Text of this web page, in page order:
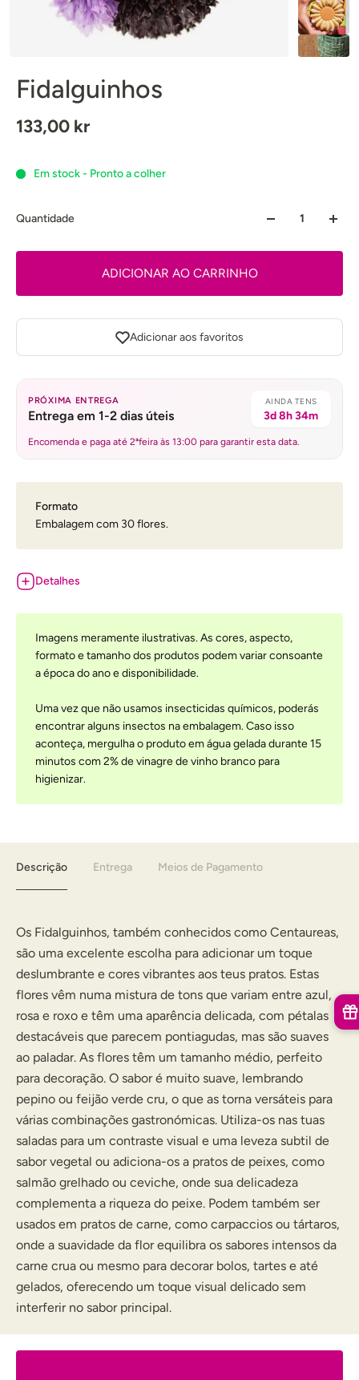
Fidalguinhos
133,00 kr
Em stock - Pronto a colher
Quantidade
ADICIONAR AO CARRINHO
Adicionar aos favoritos
PRÓXIMA ENTREGA
Entrega em 1-2 dias úteis
AINDA TENS
3d 8h 34m
Encomenda e paga até 2ªfeira às 13:00 para garantir esta data.
Formato
Embalagem com 30 flores.
Detalhes
Imagens meramente ilustrativas. As cores, aspecto,
formato e tamanho dos produtos podem variar consoante
a época do ano e disponibilidade.
Uma vez que não usamos insecticidas químicos, poderás
encontrar alguns insectos na embalagem. Caso isso
aconteça, mergulha o produto em água gelada durante 15
minutos com 2% de vinagre de vinho branco para
higienizar.
Descrição Entrega Meios de Pagamento
Os Fidalguinhos, também conhecidos como Centaureas,
são uma excelente escolha para adicionar um toque
deslumbrante e cores vibrantes aos teus pratos. Estas
flores vêm numa mistura de tons que variam entre azul,
rosa e roxo e têm uma aparência delicada, com pétalas
destacáveis que parecem pontiagudas, mas são suaves
ao paladar. As flores têm um tamanho médio, perfeito
para decoração. O sabor é muito suave, lembrando
pepino ou feijão verde cru, o que as torna versáteis para
várias combinações gastronómicas. Utiliza-os nas tuas
saladas para um contraste visual e uma leveza subtil de
sabor vegetal ou adiciona-os a pratos de peixes, como
salmão grelhado ou ceviche, onde sua delicadeza
complementa a riqueza do peixe. Podem também ser
usados em pratos de carne, como carpaccios ou tártaros,
onde a suavidade da flor equilibra os sabores intensos da
carne crua ou mesmo para decorar bolos, tartes e até
gelados, oferecendo um toque visual delicado sem
interferir no sabor principal.